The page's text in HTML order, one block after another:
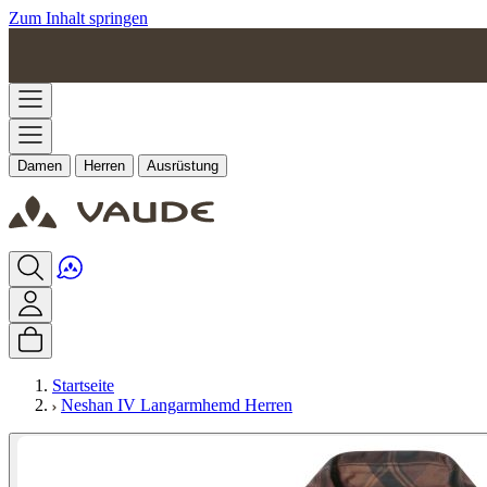
Zum Inhalt springen
Damen Herren Ausrüstung
Startseite
Neshan IV Langarmhemd Herren